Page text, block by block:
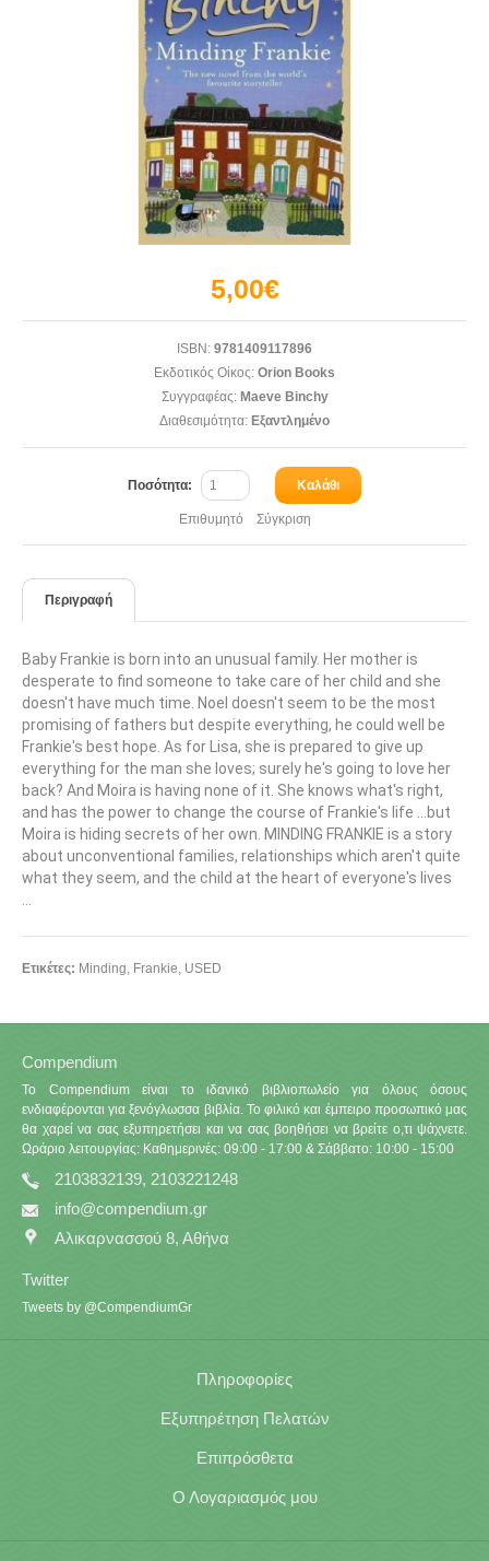
5,00€
ISBN: 9781409117896
Εκδοτικός Οίκος: Orion Books
Συγγραφέας:Maeve Binchy
Διαθεσιμότητα: Εξαντλημένο
Ποσότητα: Καλάθι
Επιθυμητό Σύγκριση
Περιγραφή
Baby Frankie is born into an unusual family. Her mother is
desperate to find someone to take care of her child and she
doesn't have much time. Noel doesn't seem to be the most
promising of fathers but despite everything, he could well be
Frankie's best hope. As for Lisa, she is prepared to give up
everything for the man she loves; surely he's going to love her
back? And Moira is having none of it. She knows what's right,
and has the power to change the course of Frankie's life ...but
Moira is hiding secrets of her own. MINDING FRANKIE is a story
about unconventional families, relationships which aren't quite
what they seem, and the child at the heart of everyone's lives
Ετικέτες: Minding, Frankie, USED
Compendium
Το Compendium είναι το ιδανικό βιβλιοπωλείο για όλους όσους
ενδιαφέρονται για ξενόγλωσσα βιβλία. Το φιλικό και έμπειρο προσωπικό μας
θα χαρεί να σας εξυπηρετήσει και να σας βοηθήσει να βρείτε ο,τι ψάχνετε.
Ωράριο λειτουργίας: Καθημερινές: 09:00 - 17:00 & Σάββατο: 10:00 - 15:00
2103832139, 2103221248
info@compendium.gr
Αλικαρνασσού 8, Αθήνα
Twitter
Tweets by @CompendiumGr
Πληροφορίες
Εξυπηρέτηση Πελατών
Επιπρόσθετα
Ο Λογαριασμός μου